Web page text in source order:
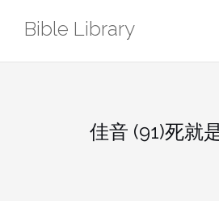
Bible Library
佳音 (91)死就